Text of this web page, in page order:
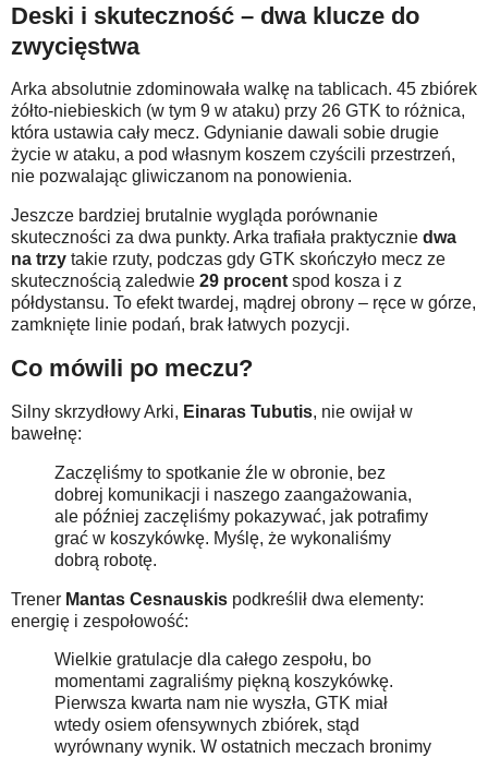
Deski i skuteczność – dwa klucze do
zwycięstwa
Arka absolutnie zdominowała walkę na tablicach. 45 zbiórek
żółto-niebieskich (w tym 9 w ataku) przy 26 GTK to różnica,
która ustawia cały mecz. Gdynianie dawali sobie drugie
życie w ataku, a pod własnym koszem czyścili przestrzeń,
nie pozwalając gliwiczanom na ponowienia.
Jeszcze bardziej brutalnie wygląda porównanie
skuteczności za dwa punkty. Arka trafiała praktycznie dwa
na trzy takie rzuty, podczas gdy GTK skończyło mecz ze
skutecznością zaledwie 29 procent spod kosza i z
półdystansu. To efekt twardej, mądrej obrony – ręce w górze,
zamknięte linie podań, brak łatwych pozycji.
Co mówili po meczu?
Silny skrzydłowy Arki, Einaras Tubutis, nie owijał w
bawełnę:
Zaczęliśmy to spotkanie źle w obronie, bez
dobrej komunikacji i naszego zaangażowania,
ale później zaczęliśmy pokazywać, jak potrafimy
grać w koszykówkę. Myślę, że wykonaliśmy
dobrą robotę.
Trener Mantas Cesnauskis podkreślił dwa elementy:
energię i zespołowość:
Wielkie gratulacje dla całego zespołu, bo
momentami zagraliśmy piękną koszykówkę.
Pierwsza kwarta nam nie wyszła, GTK miał
wtedy osiem ofensywnych zbiórek, stąd
wyrównany wynik. W ostatnich meczach bronimy